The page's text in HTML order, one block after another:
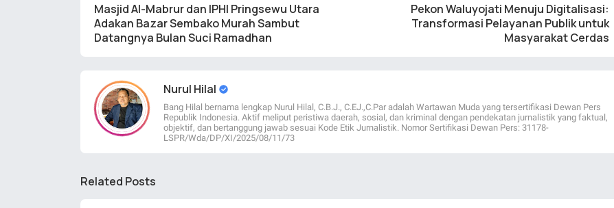
Masjid Al-Mabrur dan IPHI Pringsewu Utara
Adakan Bazar Sembako Murah Sambut
Datangnya Bulan Suci Ramadhan
Pekon Waluyojati Menuju Digitalisasi:
Transformasi Pelayanan Publik untuk
Masyarakat Cerdas
Nurul Hilal
Bang Hilal bernama lengkap Nurul Hilal, C.B.J., C.EJ.,C.Par adalah Wartawan Muda yang tersertifikasi Dewan Pers
Republik Indonesia. Aktif meliput peristiwa daerah, sosial, dan kriminal dengan pendekatan jurnalistik yang faktual,
objektif, dan bertanggung jawab sesuai Kode Etik Jurnalistik. Nomor Sertifikasi Dewan Pers: 31178-
LSPR/Wda/DP/XI/2025/08/11/73
Related Posts